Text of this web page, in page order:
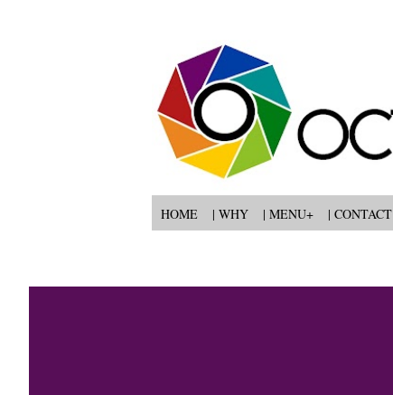
HOME | WHY | MENU+ | CONTACT